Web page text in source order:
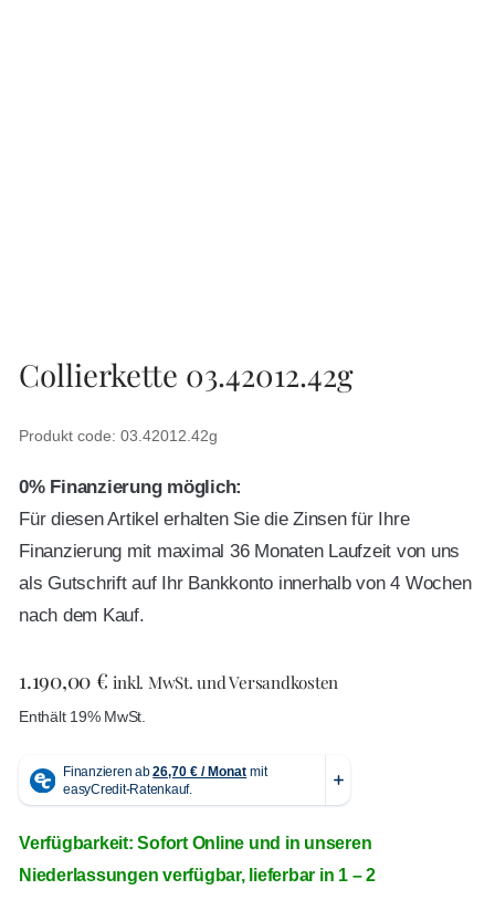
Collierkette 03.42012.42g
Produkt code: 03.42012.42g
0% Finanzierung möglich:
Für diesen Artikel erhalten Sie die Zinsen für Ihre
Finanzierung mit maximal 36 Monaten Laufzeit von uns
als Gutschrift auf Ihr Bankkonto innerhalb von 4 Wochen
nach dem Kauf.
1.190,00€ inkl. MwSt. und Versandkosten
Enthält 19% MwSt.
Verfügbarkeit: Sofort Online und in unseren
Niederlassungen verfügbar, lieferbar in 1 – 2